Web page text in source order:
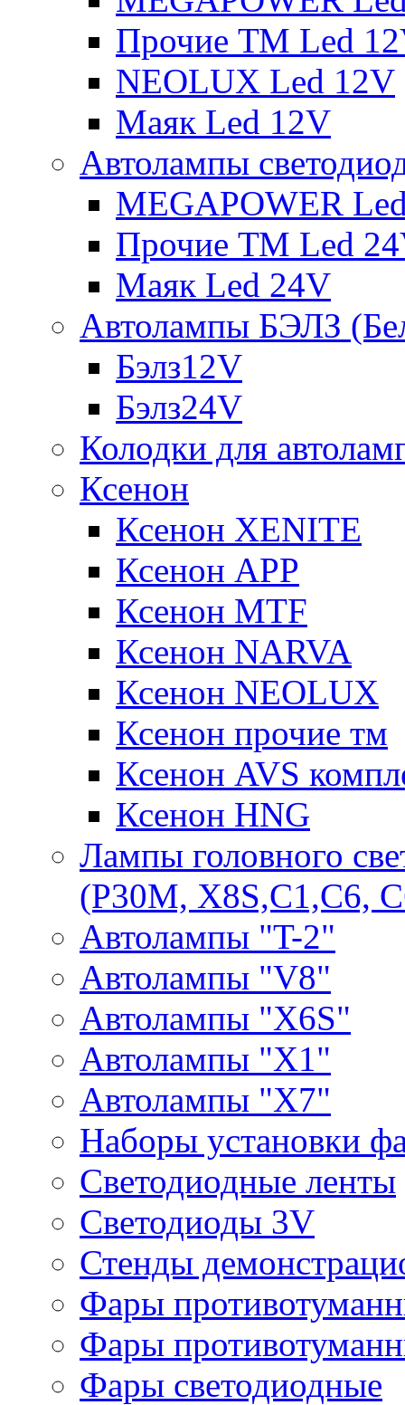
Прочие ТМ Led
NEOLUX Led 12V
Маяк Led 12V
Автолампы
MEGAPOWER
Прочие ТМ Led
Маяк Led 24V
Автолампы БЭЛЗ
Бэлз12V
Бэлз24V
Колодки для
Ксенон
Ксенон XENITE
Ксенон APP
Ксенон MTF
Ксенон NARVA
Ксенон NEOLUX
Ксенон прочие тм
Ксенон AVS
Ксенон HNG
Лампы головного
(P30M, X8S,С1,С6,
Автолампы "T-2"
Автолампы "V8"
Автолампы "X6S"
Автолампы "Х1"
Автолампы "Х7"
Наборы установки
Светодиодные ленты
Светодиоды 3V
Стенды
Фары
Фары
Фары светодиодные